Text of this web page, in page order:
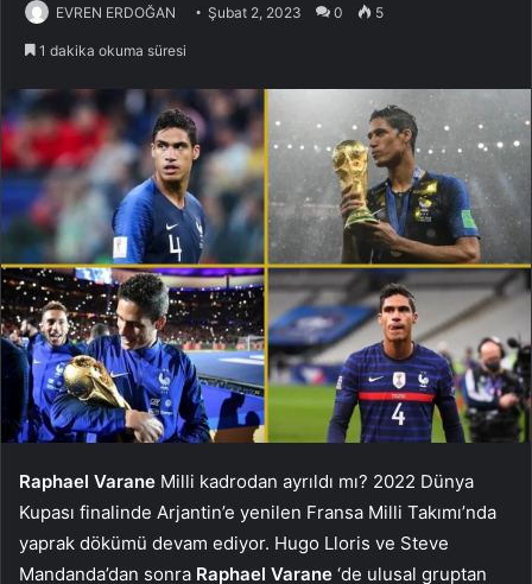
EVREN ERDOĞAN Şubat 2, 2023 0 5
1 dakika okuma süresi
Raphael Varane Milli kadrodan ayrıldı mı? 2022 Dünya
Kupası finalinde Arjantin’e yenilen Fransa Milli Takımı’nda
yaprak dökümü devam ediyor. Hugo Lloris ve Steve
Mandanda’dan sonra Raphael Varane ‘de ulusal gruptan